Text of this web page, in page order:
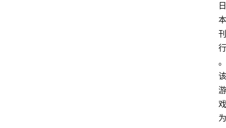
日
本
刊
行
。
该
游
戏
为